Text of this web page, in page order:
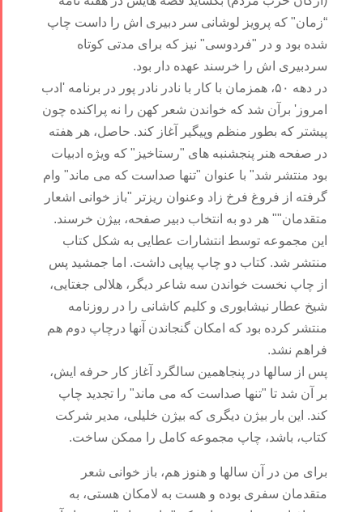
“زمان" که پرویز لوشانی سر دبیری اش را داست چاپ
شده بود و در "فردوسی" نیز که برای مدتی کوتاه
سردبیری اش را خرسند عهده دار بود.
در دهه ۵۰، همزمان با کار با نادر نادر پور در برنامه 'ادب
امروز' برآن شد که خواندن شعر کهن را نه پراکنده چون
پیشتر که بطور منظم وپیگیر آغاز کند. حاصل، هر هفته
در صفحه هنر پنجشنبه های "رستاخیز" که ویژه ادبیات
بود منتشر شد" با عنوان "تنها صداست که می ماند" وام
گرفته از فروغ فرخ زاد وعنوان ریزتر "باز خوانی اشعار
متقدمان"" هر دو به انتخاب دبیر صفحه، بیژن خرسند.
این مجموعه توسط انتشارات عطایی به شکل کتاب
منتشر شد. کتاب دو چاپ پیاپی داشت. اما جمشید پس
از چاپ نخست خواندن سه شاعر دیگر، هلالی جغتایی،
شیخ عطار نیشابوری و کلیم کاشانی را در روزنامه
منتشر کرده بود که امکان گنجاندن آنها درچاپ دوم هم
فراهم نشد.
پس از سالها در پنجاهمین سالگرد آغاز کار حرفه ایش،
بر آن شد تا "تنها صداست که می ماند" را تجدید چاپ
کند. این بار بیژن دیگری که بیژن خلیلی، مدیر شرکت
کتاب، باشد، چاپ مجموعه کامل را ممکن ساخت.
برای من در آن سالها و هنوز هم، باز خوانی شعر
متقدمان سفری بوده و هست به لامکان هستی، به